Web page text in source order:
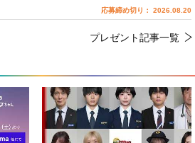
応募締め切り： 2026.08.20
プレゼント記事一覧